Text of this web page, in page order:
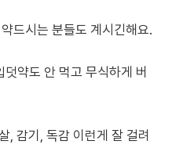
드시는 분들도 계시긴해요.
약도 안 먹고 무식하게 버
, 감기, 독감 이런게 잘 걸려